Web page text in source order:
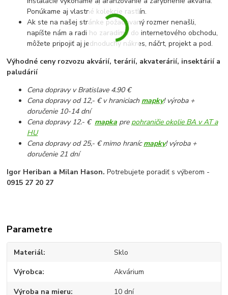
Ponúkame aj vlastné kolekcie rastlín.
Ak ste na našej stránke požadovaný rozmer nenašli,
napíšte nám a radi ho zaradíme do internetového obchodu,
môžete pripojiť aj jednoduchý nákres, náčrt, projekt a pod.
Výhodné ceny rozvozu akvárií, terárií, akvaterárií, insektárií a
paludárií
Cena dopravy v Bratislave 4.90 €
Cena dopravy od 12,- € v hraniciach mapky! výroba +
doručenie 10-14 dní
Cena dopravy 12.- € mapka pre pohraničie okolie BA v AT a
HU
Cena dopravy od 25,- € mimo hranícmapky! výroba +
doručenie 21 dní
Igor Heriban a Milan Hason.Potrebujete poradiť s výberom -
0915 27 20 27
Parametre
Materiál Sklo
Výrobca Akvárium
Výroba na mieru 10 dní